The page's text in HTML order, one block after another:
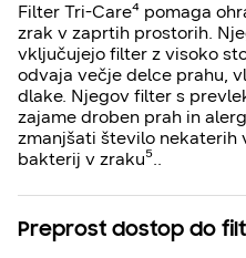
Filter Tri-Care⁴ pomaga
zrak v zaprtih prostorih.
vključujejo filter z visoko
odvaja večje delce prahu,
dlake. Njegov filter s
zajame droben prah in
zmanjšati število nekaterih
bakterij v zraku⁵..
Preprost dostop do